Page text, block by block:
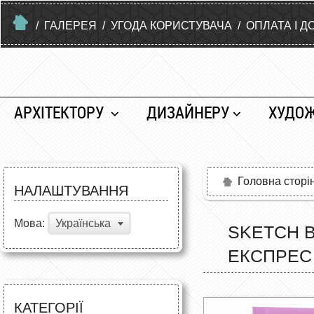
/ ГАЛЕРЕЯ / УГОДА КОРИСТУВАЧА / ОПЛАТА І
АРХІТЕКТОРУ ДИЗАЙНЕРУ
НАЛАШТУВАННЯ
Мова: Українська
КАТЕГОРІЇ
Головна